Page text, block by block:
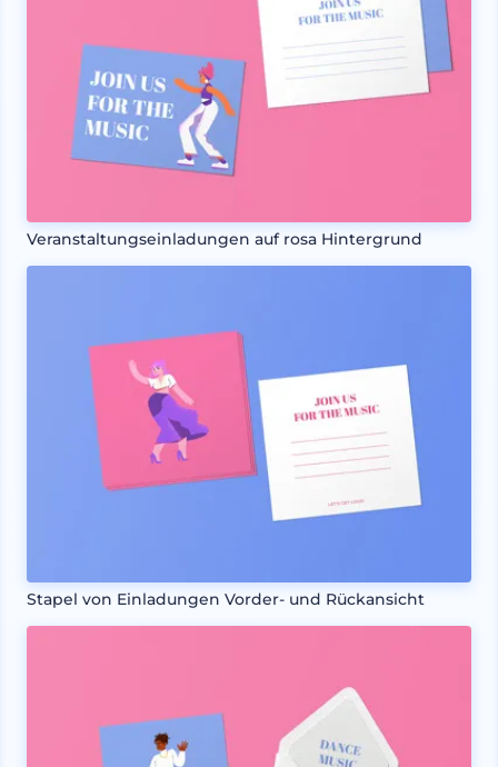
Veranstaltungseinladungen auf rosa Hintergrund
Stapel von Einladungen Vorder- und Rückansicht